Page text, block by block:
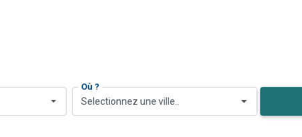
Où ?
Selectionnez une ville..